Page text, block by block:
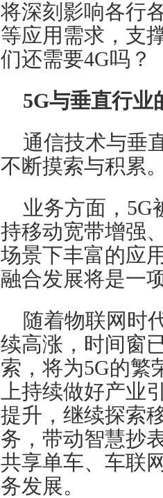
将深刻影响各行
等应用需求，支
们还需要4G吗？
5G与垂直行业
通信技术与垂
不断摸索与积累
业务方面，5G
持移动宽带增强
场景下丰富的应
融合发展将是一
随着物联网时
续高涨，时间窗
索，将为5G的繁
上持续做好产业
提升，继续探索
务，带动智慧抄
共享单车、车联
务发展。